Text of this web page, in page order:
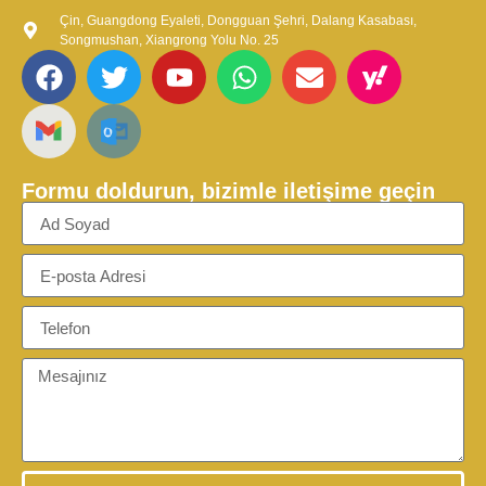
Çin, Guangdong Eyaleti, Dongguan Şehri, Dalang Kasabası,
Songmushan, Xiangrong Yolu No. 25
Formu doldurun, bizimle iletişime geçin